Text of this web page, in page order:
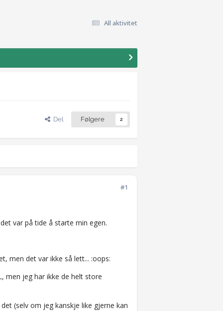
All aktivitet
Del Følgere 2
#1
var på tide å starte min egen.
men det var ikke så lett... :oops:
men jeg har ikke de helt store
(selv om jeg kanskje like gjerne kan